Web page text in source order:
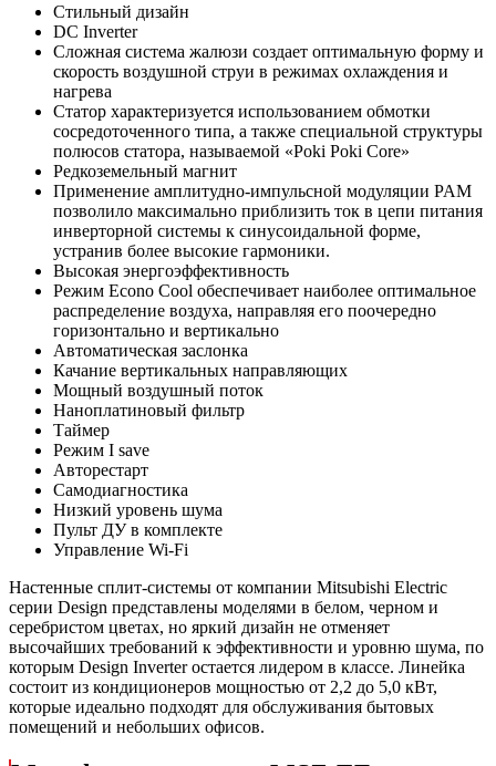
Стильный дизайн
DC Inverter
Сложная система жалюзи создает оптимальную форму и
скорость воздушной струи в режимах охлаждения и
нагрева
Статор характеризуется использованием обмотки
сосредоточенного типа, а также специальной структуры
полюсов статора, называемой «Poki Poki Core»
Редкоземельный магнит
Применение амплитудно-импульсной модуляции PAM
позволило максимально приблизить ток в цепи питания
инверторной системы к синусоидальной форме,
устранив более высокие гармоники.
Высокая энергоэффективность
Режим Econo Cool обеспечивает наиболее оптимальное
распределение воздуха, направляя его поочередно
горизонтально и вертикально
Автоматическая заслонка
Качание вертикальных направляющих
Мощный воздушный поток
Наноплатиновый фильтр
Таймер
Режим I save
Авторестарт
Самодиагностика
Низкий уровень шума
Пульт ДУ в комплекте
Управление Wi-Fi
Настенные сплит-системы от компании Mitsubishi Electric
серии Design представлены моделями в белом, черном и
серебристом цветах, но яркий дизайн не отменяет
высочайших требований к эффективности и уровню шума, по
которым Design Inverter остается лидером в классе. Линейка
состоит из кондиционеров мощностью от 2,2 до 5,0 кВт,
которые идеально подходят для обслуживания бытовых
помещений и небольших офисов.